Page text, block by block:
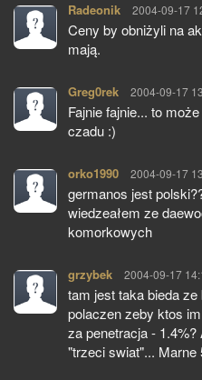
Radeonik pisze:
2004-09-17
Ceny by obniżyli na
mają.
Greg0rek pisze:
2004-09-17
Fajnie fajnie... to
czadu :)
orko1990 pisze:
2004-09-17
germanos jest
wiedzeałem ze
komorkowych
grzybek pisze:
2004-09-17
tam jest taka bieda
polaczen zeby ktos
za penetracja -
"trzeci swiat"... Marne